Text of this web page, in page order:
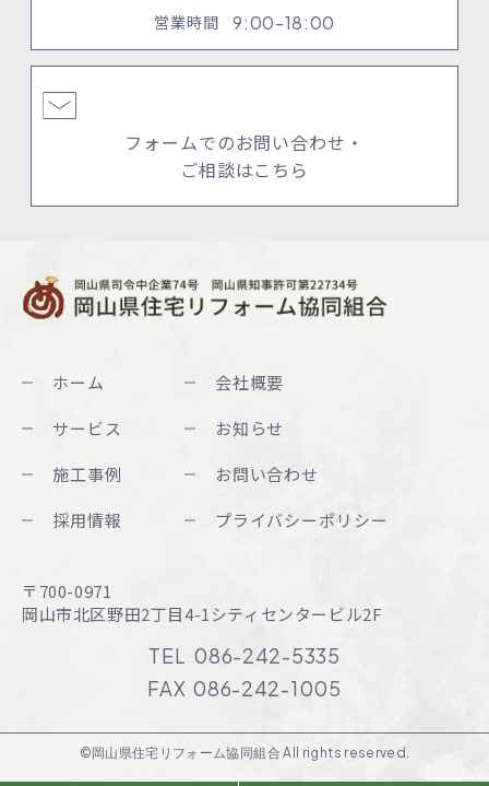
営業時間 9:00-18:00
フォームでのお問い合わせ・
ご相談はこちら
ホーム
サービス
施工事例
採用情報
会社概要
お知らせ
お問い合わせ
プライバシーポリシー
〒700-0971
岡山市北区野田2丁目4-1シティセンタービル2F
TEL 086-242-5335
FAX 086-242-1005
©岡山県住宅リフォーム協同組合 All rights reserved.